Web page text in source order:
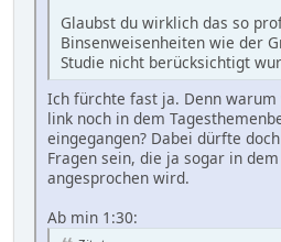
Glaubst du wirklich das so
Binsenweisenheiten wie der
Studie nicht berücksichtigt
Ich fürchte fast ja. Denn
link noch in dem
eingegangen? Dabei dürfte
Fragen sein, die ja sogar in
angesprochen wird.
Ab min 1:30: